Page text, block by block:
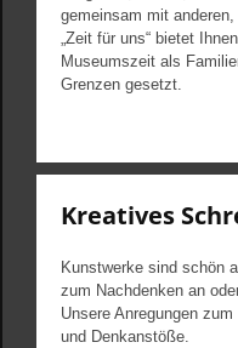
gemeinsam mit
„Zeit für uns“ bietet
Museumszeit als
Grenzen gesetzt.
Kreatives
Kunstwerke sind schön
zum Nachdenken an
Unsere Anregungen
und Denkanstöße.